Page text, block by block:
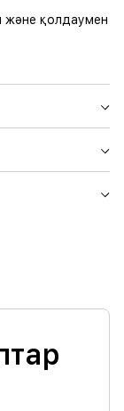
және қолдаумен